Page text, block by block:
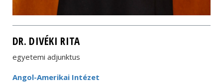
DR. DIVÉKI RITA
egyetemi adjunktus
Angol-Amerikai Intézet